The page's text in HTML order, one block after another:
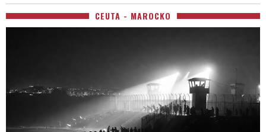
CEUTA - MAROCKO